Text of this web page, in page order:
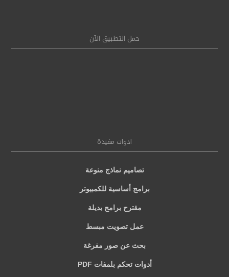
حمل التطبيق الآن
ادوات مفيدة
تصاميم نماذج منوعة
برامج أساسية للكمبيوتر
مقترح برامج بديلة
عمل تصويت مبسط
بحث عن صور مفرغة
أدوات تحكم بلمفات PDF